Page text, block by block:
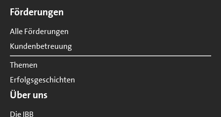
Förderungen
Alle Förderungen
Kundenbetreuung
Themen
Erfolgsgeschichten
Über uns
Die IBB